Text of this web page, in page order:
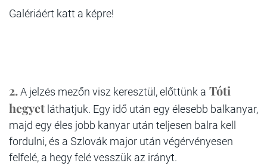
Galériáért katt a képre!
2.A jelzés mezőn visz keresztül, előttünk a Tóti
hegyet láthatjuk. Egy idő után egy élesebb balkanyar,
majd egy éles jobb kanyar után teljesen balra kell
fordulni, és a Szlovák major után végérvényesen
felfelé, a hegy felé vesszük az irányt.